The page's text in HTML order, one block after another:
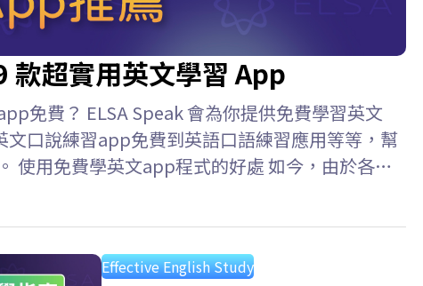
超實用英文學習 App
免費？ ELSA Speak 會為你提供免費學習英文
口說練習app免費到英語口語練習應用等等，幫
使用免費學英文app程式的好處 如今，由於各種
。只需一部智能手機和網路連接，你就可以隨時
Effective English Study